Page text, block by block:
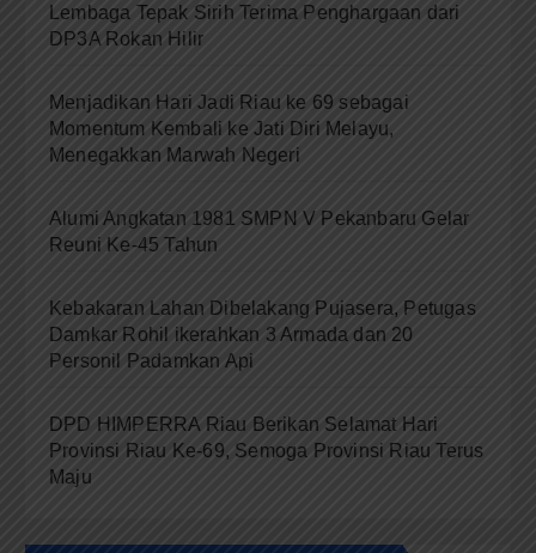
Lembaga Tepak Sirih Terima Penghargaan dari
DP3A Rokan Hilir
Menjadikan Hari Jadi Riau ke 69 sebagai
Momentum Kembali ke Jati Diri Melayu,
Menegakkan Marwah Negeri
Alumi Angkatan 1981 SMPN V Pekanbaru Gelar
Reuni Ke-45 Tahun
Kebakaran Lahan Dibelakang Pujasera, Petugas
Damkar Rohil ikerahkan 3 Armada dan 20
Personil Padamkan Api
DPD HIMPERRA Riau Berikan Selamat Hari
Provinsi Riau Ke-69, Semoga Provinsi Riau Terus
Maju